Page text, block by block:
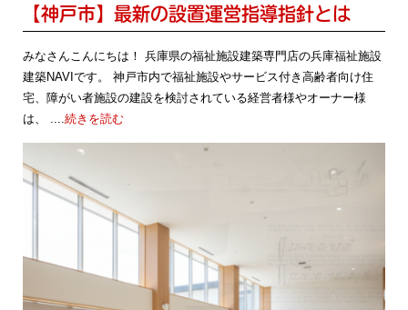
【神戸市】最新の設置運営指導指針とは
みなさんこんにちは！ 兵庫県の福祉施設建築専門店の兵庫福祉施設
建築NAVIです。 神戸市内で福祉施設やサービス付き高齢者向け住
宅、障がい者施設の建設を検討されている経営者様やオーナー様
は、 ....続きを読む